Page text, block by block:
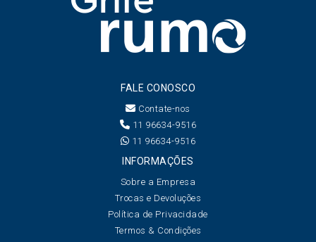
FALE CONOSCO
Contate-nos
11 96634-9516
11 96634-9516
INFORMAÇÕES
Sobre a Empresa
Trocas e Devoluções
Política de Privacidade
Termos & Condições